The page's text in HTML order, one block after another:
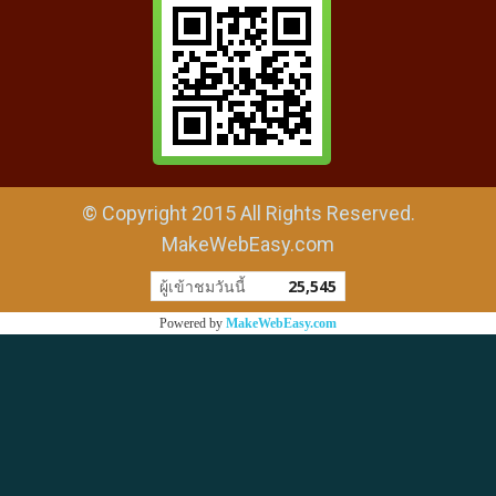
© Copyright 2015 All Rights Reserved.
MakeWebEasy.com
ผู้เข้าชมวันนี้ 25,545
Powered by MakeWebEasy.com